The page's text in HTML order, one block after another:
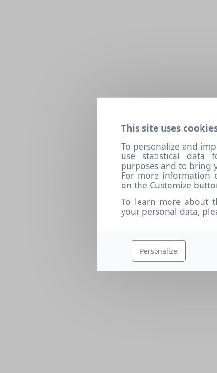
This site uses
To personalize and
use statistical data
purposes and to bring
For more information
on the Customize
To learn more about
your personal data,
Personalize